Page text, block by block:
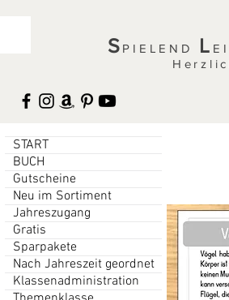
S PIELEND L
START
BUCH
Gutscheine
Neu im Sortiment
Jahreszugang
Gratis
Sparpakete
Nach Jahreszeit geordnet
Klassenadministration